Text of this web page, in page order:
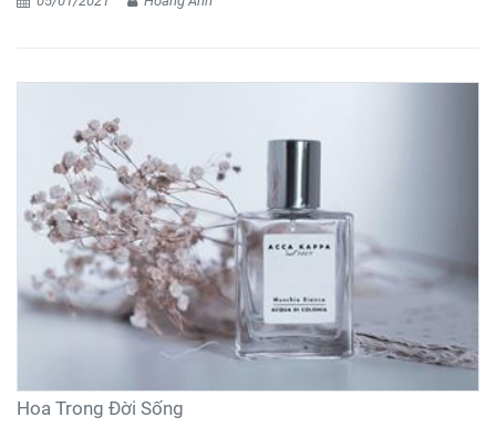
hoa thì nó luôn được xem là đại diện cho tình yêu diệt,
Hoa Trong Đời Sống